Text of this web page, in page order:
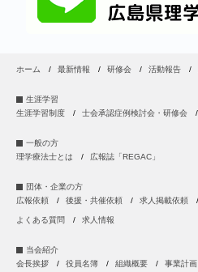
ホーム 最新情報 研修会 活動報告
生涯学習
生涯学習制度
士会承認症例検討会・研修会
一般の方
理学療法士とは
広報誌「REGAC」
団体・企業の方
広報依頼
後援・共催依頼 求人掲載依頼
よくある質問 求人情報
当会紹介
会長挨拶
役員名簿 組織概要 事業計画